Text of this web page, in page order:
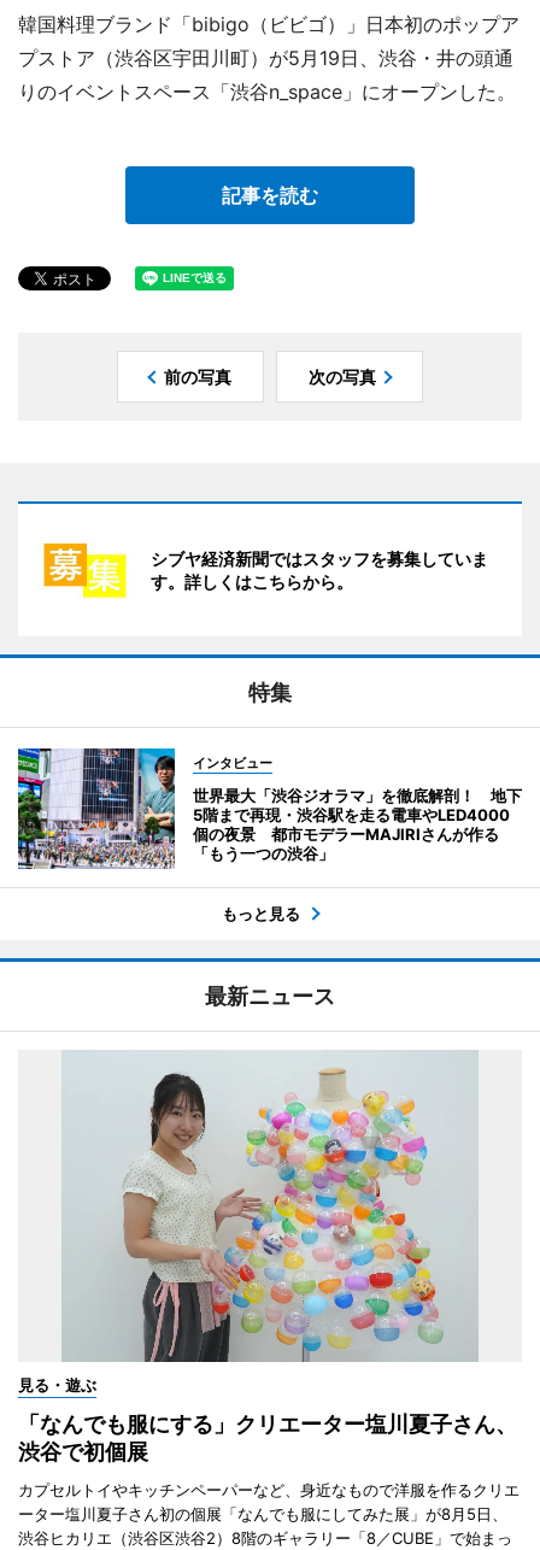
韓国料理ブランド「bibigo（ビビゴ）」日本初のポップア
プストア（渋谷区宇田川町）が5月19日、渋谷・井の頭通
りのイベントスペース「渋谷n_space」にオープンした。
記事を読む
前の写真 次の写真
シブヤ経済新聞ではスタッフを募集していま
す。詳しくはこちらから。
特集
インタビュー
世界最大「渋谷ジオラマ」を徹底解剖！ 地下
5階まで再現・渋谷駅を走る電車やLED4000
個の夜景 都市モデラーMAJIRIさんが作る
「もう一つの渋谷」
もっと見る
最新ニュース
見る・遊ぶ
「なんでも服にする」クリエーター塩川夏子さん、
渋谷で初個展
カプセルトイやキッチンペーパーなど、身近なもので洋服を作るクリエ
ーター塩川夏子さん初の個展「なんでも服にしてみた展」が8月5日、
渋谷ヒカリエ（渋谷区渋谷2）8階のギャラリー「8／CUBE」で始まっ